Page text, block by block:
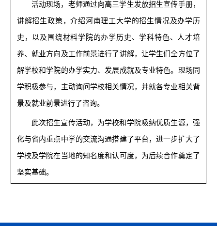
活动现场，老师通过向高三学生发放招生宣传手册，
讲解招生政策，介绍河南理工大学的招生情况及办学历
史，以及围绕材料学院的办学历史、学科特色、人才培
养、就业方向及工作前景进行了讲解，让学生们全方位了
解学校和学院的办学实力、发展成就及专业特色。现场同
学积极参与，主动询问学校相关情况，并就各专业相关背
景及就业前景进行了咨询。
此次招生宣传活动，为学校和学院吸纳优质生源，强
化与省内重点中学的交流沟通搭建了平台，进一步扩大了
学校及学院在当地的知名度和认可度，为后续合作奠定了
坚实基础。